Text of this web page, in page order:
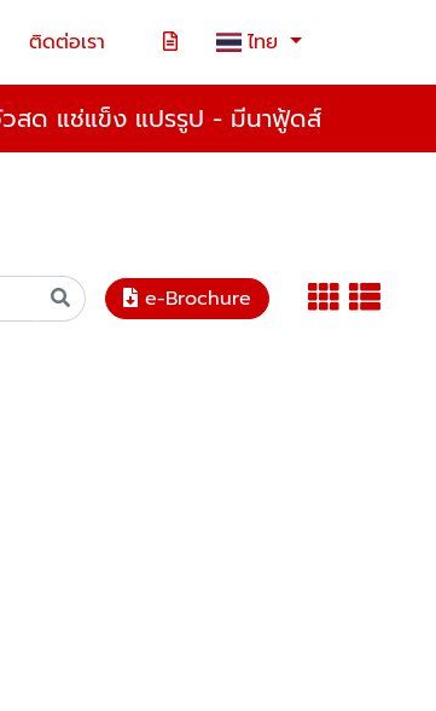
ติดต่อเรา ไทย
วสด แช่แข็ง แปรรูป - มีนาฟู้ดส์
e-Brochure